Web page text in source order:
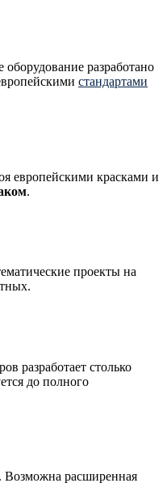
разработано
стандартами
европейскими красками и
.
проекты на
разработает столько
до полного
Возможна расширенная